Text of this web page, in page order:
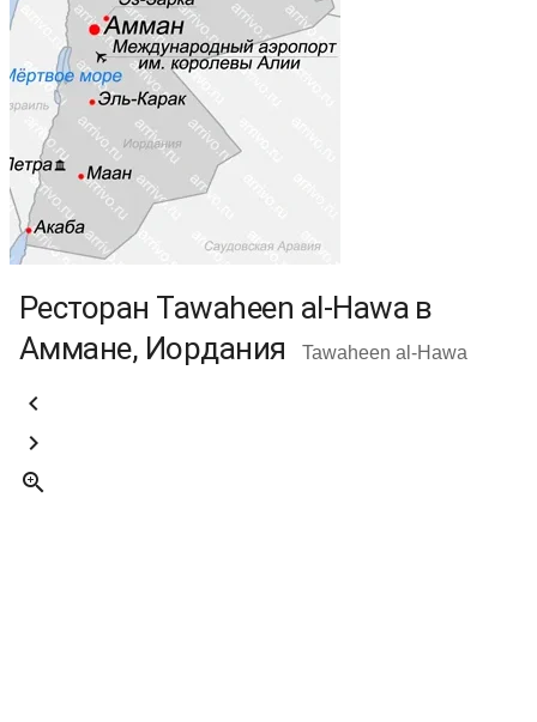
Ресторан Tawaheen al-Hawa в
Аммане, Иордания
Tawaheen al-Hawa


